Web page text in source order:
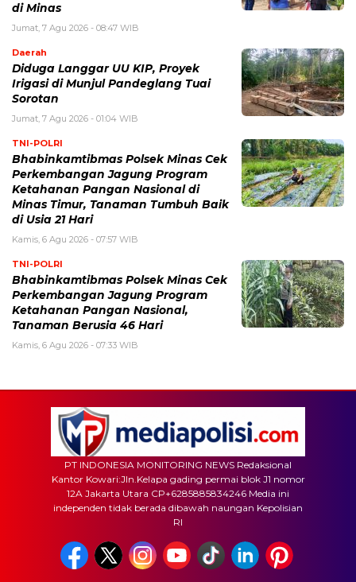
di Minas
Jumat, 7 Agu 2026 - 08:47 WIB
Daerah
Diduga Langgar UU KIP, Proyek
Irigasi di Munjul Pandeglang Tuai
Sorotan
Jumat, 7 Agu 2026 - 01:04 WIB
TNI-POLRI
Bhabinkamtibmas Polsek Minas Cek
Perkembangan Jagung Program
Ketahanan Pangan Nasional di
Minas Timur, Tanaman Tumbuh Baik
di Usia 21 Hari
Kamis, 6 Agu 2026 - 07:57 WIB
TNI-POLRI
Bhabinkamtibmas Polsek Minas Cek
Perkembangan Jagung Program
Ketahanan Pangan Nasional,
Tanaman Berusia 46 Hari
Kamis, 6 Agu 2026 - 07:33 WIB
PT INDONESIA MONITORING NEWS Redaksional
Kantor Kowari:Jln.Kelapa gading permai blok J1 nomor
12A Jakarta Utara CP+6285885834246 Media ini
independen tidak berada dibawah naungan Kepolisian
RI